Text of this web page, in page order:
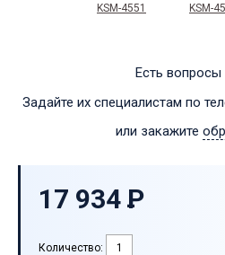
Есть вопросы
Задайте их специалистам по
или закажите
17 934 P
-
Количество: